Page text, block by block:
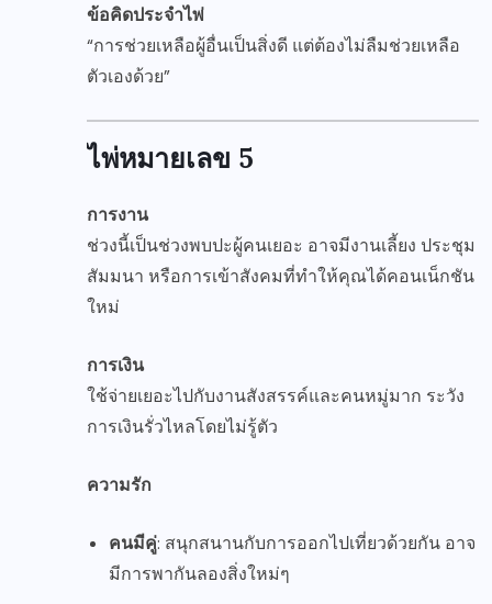
ข้อคิดประจำไพ่
“การช่วยเหลือผู้อื่นเป็นสิ่งดี แต่ต้องไม่ลืมช่วยเหลือ
ตัวเองด้วย”
ไพ่หมายเลข 5
การงาน
ช่วงนี้เป็นช่วงพบปะผู้คนเยอะ อาจมีงานเลี้ยง ประชุม
สัมมนา หรือการเข้าสังคมที่ทำให้คุณได้คอนเน็กชัน
ใหม่
การเงิน
ใช้จ่ายเยอะไปกับงานสังสรรค์และคนหมู่มาก ระวัง
การเงินรั่วไหลโดยไม่รู้ตัว
ความรัก
คนมีคู่: สนุกสนานกับการออกไปเที่ยวด้วยกัน อาจ
มีการพากันลองสิ่งใหม่ๆ